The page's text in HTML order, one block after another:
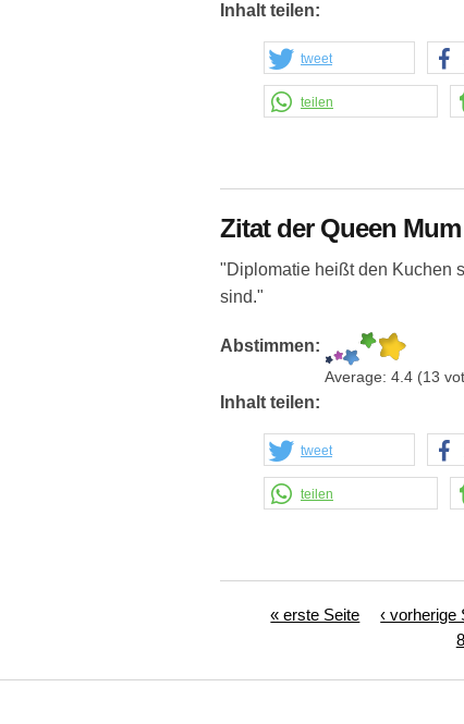
Inhalt teilen:
tweet
teilen
Zitat der Queen Mum
"Diplomatie heißt den Kuchen
sind."
Abstimmen:
Average: 4.4 (13
Inhalt teilen:
tweet
teilen
Seiten« erste Seite ‹ vorherige